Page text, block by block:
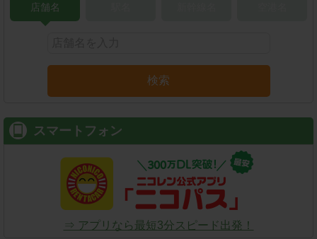
店舗名
検索
スマートフォン
⇒ アプリなら最短3分スピード出発！